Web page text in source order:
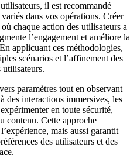
il est recommandé
dans vos opérations. Créer
chaque action des utilisateurs a
l’engagement et améliore la
applicuant ces méthodologies,
scénarios et l’affinement des
utilisateurs.
paramètres tout en observant
des interactions immersives, les
en toute sécurité,
contenu. Cette approche
mais aussi garantit
des utilisateurs et des